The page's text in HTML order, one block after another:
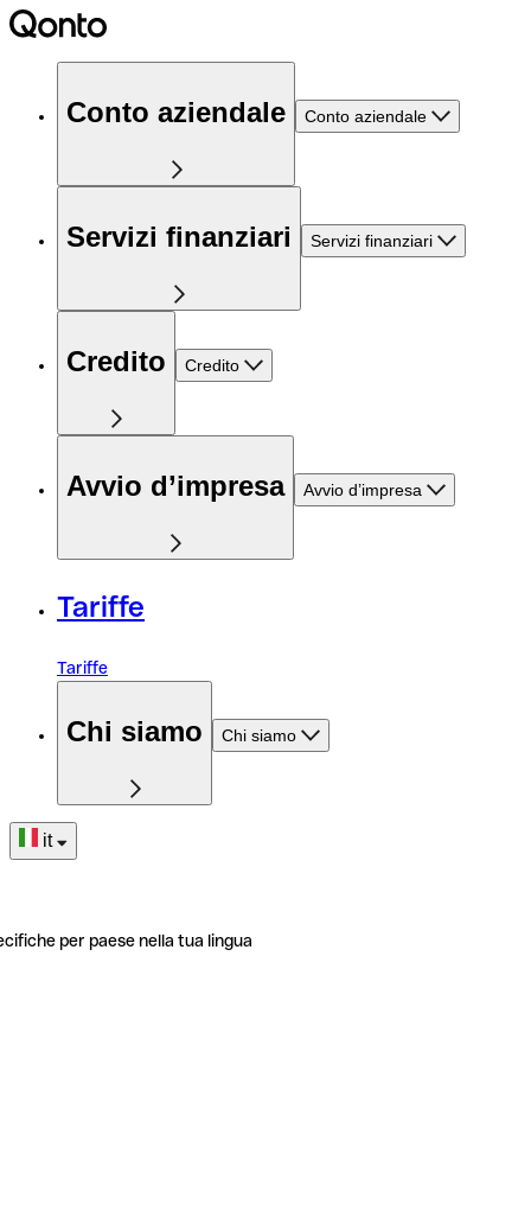
Conto aziendale Conto aziendale
Servizi finanziari Servizi finanziari
Credito Credito
Avvio d’impresa Avvio d’impresa
Tariffe
Tariffe
Chi siamo Chi siamo
it
per paese nella tua lingua